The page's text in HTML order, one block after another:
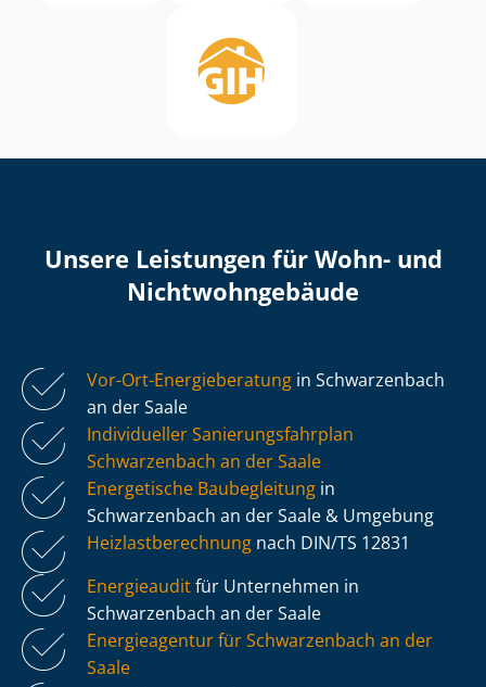
Unsere Leistungen für Wohn- und
Nicht­wohn­ge­bäu­de
Vor-Ort-Energieberatung in Schwarzenbach
an der Saale
Individueller Sa­nie­rungs­fahr­plan
Schwarzenbach an der Saale
Energetische Baubegleitung in
Schwarzenbach an der Saale & Umgebung
Heiz­last­be­rech­nung nach DIN/TS 12831
Energieauditfür Unternehmen in
Schwarzenbach an der Saale
Energieagentur für Schwarzenbach an der
Saale